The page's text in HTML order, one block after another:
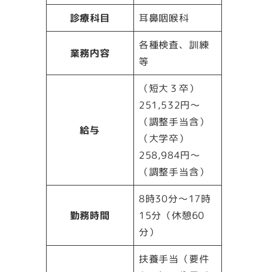
診療科目 耳鼻咽喉科
業務内容
各種検査、訓練
等
給与
（短大３卒）
251,532円～
（調整手当含）
（大学卒）
258,984円～
（調整手当含）
勤務時間
8時30分～17時
15分（休憩60
分）
扶養手当（要件